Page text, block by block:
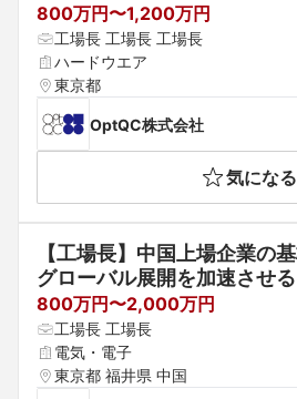
800万円〜1,200万円
工場長 工場長 工場長
ハードウエア
東京都
OptQC株式会社
気になる
【工場長】中国上場企業の
グローバル展開を加速させ
800万円〜2,000万円
工場長 工場長
電気・電子
東京都 福井県 中国